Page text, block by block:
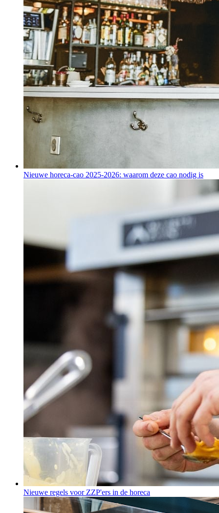
Nieuwe horeca-cao 2025-2026: waarom deze cao nodig is
Nieuwe regels voor ZZP'ers in de horeca